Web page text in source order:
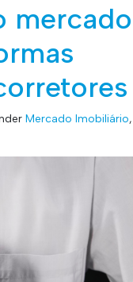
mercado
Mercado Imobiliário,